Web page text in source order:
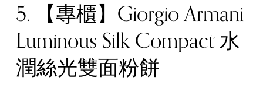
5. 【專櫃】Giorgio Armani
Luminous Silk Compact 水
潤絲光雙面粉餅